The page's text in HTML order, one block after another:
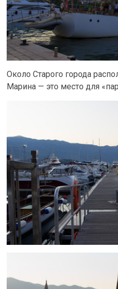
Около Старого города
Марина — это место для